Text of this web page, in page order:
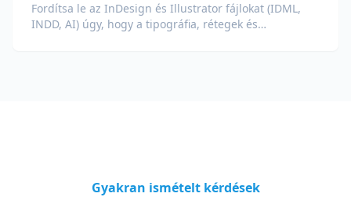
Fordítsa le az InDesign és Illustrator fájlokat (IDML,
INDD, AI) úgy, hogy a tipográfia, rétegek és
Gyakran ismételt kérdések